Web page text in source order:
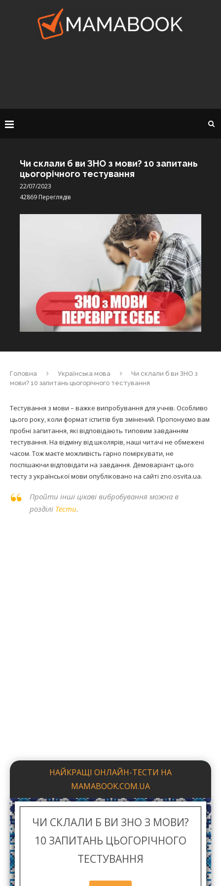
Чи склали б ви ЗНО з мови? 10 запитань
цьогорічного тестування
22/07/2023
42869 Переглядів
Головна Українська мова
Чи склали б ви ЗНО з
мови? 10 запитань цьогорічного тестування
Тестування з мови – важке випробування для учнів. Особливо
цього року, коли формат іспитів був змінений. Пропонуємо вам
пробні запитання, які відповідають типовим завданням
тестування. На відміну від школярів, наші читачі не обмежені
часом. Тож маєте можливість гарно поміркувати, не
поспішаючи відповідати на завдання. Демоваріант цього
тесту з української мови опубліковано на сайті zno.osvita.ua.
Пройти інші цікаві вибробування можна в
розділі Тести.
ЧИ СКЛАЛИ Б ВИ ЗНО З МОВИ?
10 ЗАПИТАНЬ ЦЬОГОРІЧНОГО
ТЕСТУВАННЯ